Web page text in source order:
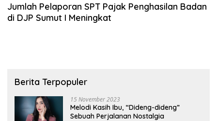
Jumlah Pelaporan SPT Pajak Penghasilan Badan
di DJP Sumut I Meningkat
Berita Terpopuler
15 November 2023
Melodi Kasih Ibu, “Dideng-dideng”
Sebuah Perjalanan Nostalgia